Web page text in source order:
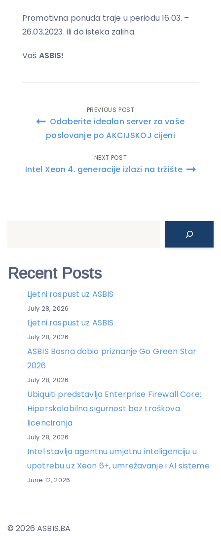
Promotivna ponuda traje u periodu 16.03. –
26.03.2023. ili do isteka zaliha.
Vaš ASBIS!
Post
navigation
PREVIOUS POST
Odaberite idealan server za vaše
poslovanje po AKCIJSKOJ cijeni
NEXT POST
Intel Xeon 4. generacije izlazi na tržište
Recent Posts
Ljetni raspust uz ASBIS
July 28, 2026
Ljetni raspust uz ASBIS
July 28, 2026
ASBIS Bosna dobio priznanje Go Green Star
2026
July 28, 2026
Ubiquiti predstavlja Enterprise Firewall Core:
Hiperskalabilna sigurnost bez troškova
licenciranja
July 28, 2026
Intel stavlja agentnu umjetnu inteligenciju u
upotrebu uz Xeon 6+, umrežavanje i AI sisteme
June 12, 2026
© 2026 ASBIS.BA